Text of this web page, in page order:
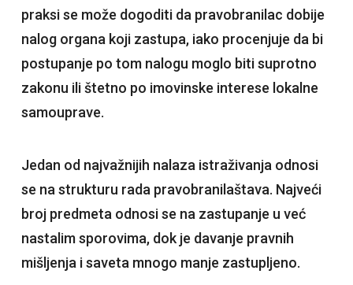
praksi se može dogoditi da pravobranilac dobije
nalog organa koji zastupa, iako procenjuje da bi
postupanje po tom nalogu moglo biti suprotno
zakonu ili štetno po imovinske interese lokalne
samouprave.
Jedan od najvažnijih nalaza istraživanja odnosi
se na strukturu rada pravobranilaštava. Najveći
broj predmeta odnosi se na zastupanje u već
nastalim sporovima, dok je davanje pravnih
mišljenja i saveta mnogo manje zastupljeno.